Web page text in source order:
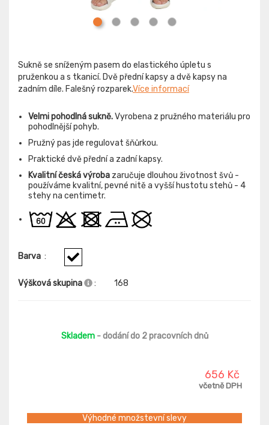
Sukně se sníženým pasem do elastického úpletu s
pruženkou a s tkanicí. Dvě přední kapsy a dvě kapsy na
zadním díle. Falešný rozparek.Více informací
Velmi pohodlná sukně.Vyrobena z pružného materiálu pro
pohodlnější pohyb.
Pružný pas jde regulovat šňůrkou.
Praktické dvě přední a zadní kapsy.
Kvalitní česká výroba zaručuje dlouhou životnost švů -
používáme kvalitní, pevné nitě a vyšší hustotu stehů - 4
stehy na centimetr.
Barva :
Výšková skupina : 168
Skladem- dodání do 2 pracovních dnů
656 Kč
včetně DPH
Výhodné množstevní slevy